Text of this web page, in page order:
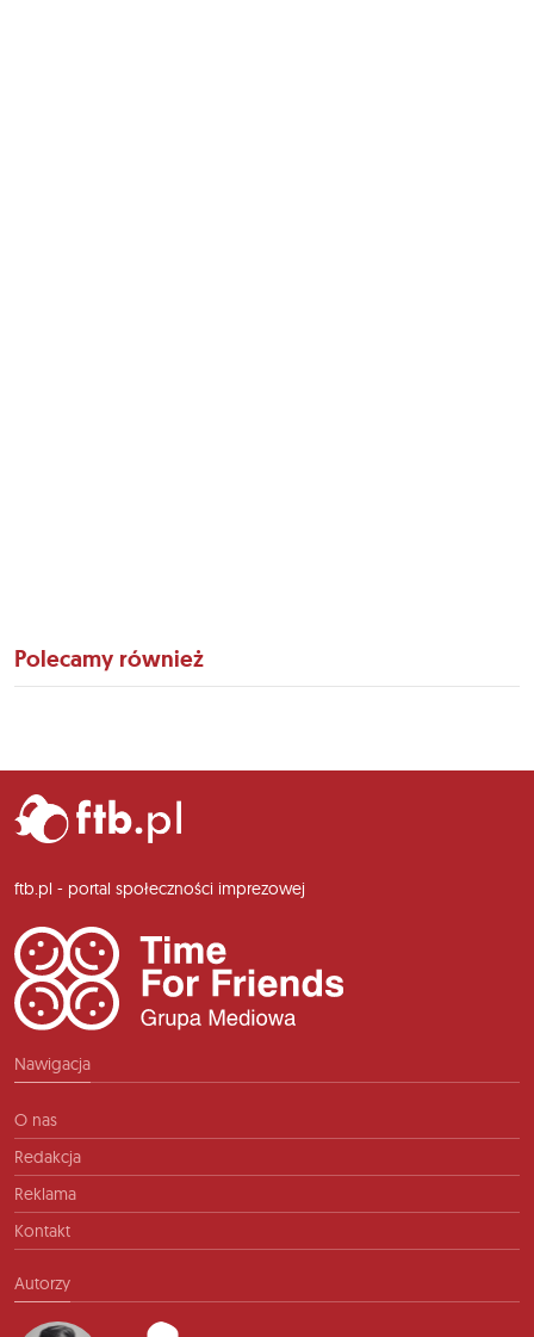
Polecamy również
ftb.pl - portal społeczności imprezowej
Nawigacja
O nas
Redakcja
Reklama
Kontakt
Autorzy